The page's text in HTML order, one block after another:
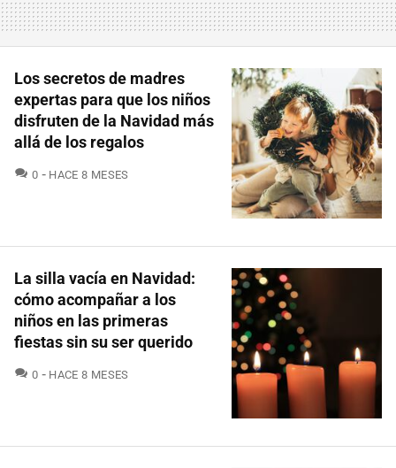
Los secretos de madres
expertas para que los niños
disfruten de la Navidad más
allá de los regalos
0 COMENTARIOS
HACE 8 MESES
La silla vacía en Navidad:
cómo acompañar a los
niños en las primeras
fiestas sin su ser querido
0 COMENTARIOS
HACE 8 MESES